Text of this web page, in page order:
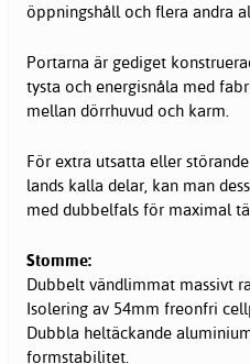
öppningshåll och flera andra
Portarna är gediget
tysta och energisnåla med
mellan dörrhuvud och karm.
För extra utsatta eller
lands kalla delar, kan man
med dubbelfals för maximal
Stomme:
Dubbelt vändlimmat massivt
Isolering av 54mm freonfri
Dubbla heltäckande
formstabilitet.